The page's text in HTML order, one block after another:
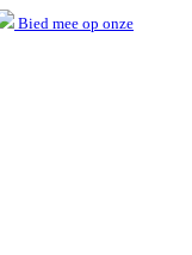
Bied mee op onze